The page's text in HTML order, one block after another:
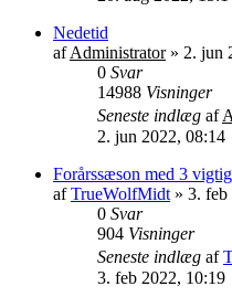
Nedetid
afAdministrator» 2. jun
0 Svar
14988 Visninger
Seneste indlæg af
2. jun 2022, 08:14
Forårssæson med 3
afTrueWolfMidt » 3. feb
0 Svar
904 Visninger
Seneste indlæg af
3. feb 2022, 10:19